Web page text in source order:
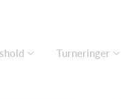
Turneringer